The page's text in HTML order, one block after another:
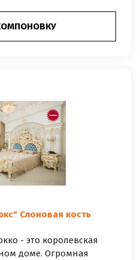
Слоновая кость
- это королевская
доме. Огромная